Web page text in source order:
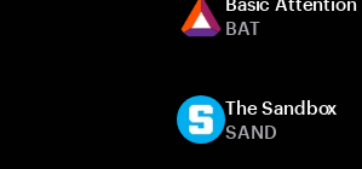
BAT
The Sandbox
SAND